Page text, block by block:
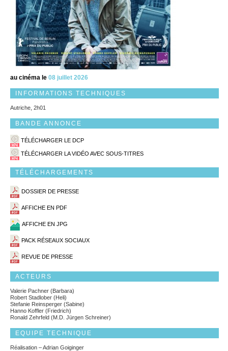
au cinéma le 08 juillet 2026
INFORMATIONS TECHNIQUES
Autriche, 2h01
BANDE ANNONCE
TÉLÉCHARGER LE DCP
TÉLÉCHARGER LA VIDÉO AVEC SOUS-TITRES
TÉLÉCHARGEMENTS
DOSSIER DE PRESSE
AFFICHE EN PDF
AFFICHE EN JPG
PACK RÉSEAUX SOCIAUX
REVUE DE PRESSE
ACTEURS
Valerie Pachner (Barbara)
Robert Stadlober (Heli)
Stefanie Reinsperger (Sabine)
Hanno Koffler (Friedrich)
Ronald Zehrfeld (M.D. Jürgen Schreiner)
EQUIPE TECHNIQUE
Réalisation – Adrian Goiginger